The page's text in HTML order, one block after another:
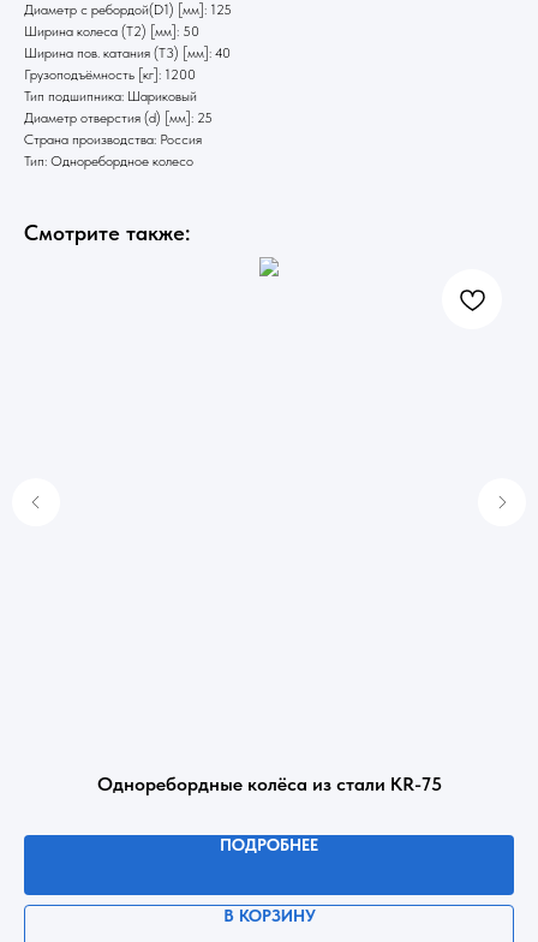
Диаметр с ребордой(D1) [мм]: 125
Ширина колеса (T2) [мм]: 50
Ширина пов. катания (T3) [мм]: 40
Грузоподъёмность [кг]: 1200
Тип подшипника: Шариковый
Диаметр отверстия (d) [мм]: 25
Страна производства: Россия
Тип: Одноребордное колесо
Смотрите также:
Одноребордные колёса из стали KR-75
ПОДРОБНЕЕ
В КОРЗИНУ